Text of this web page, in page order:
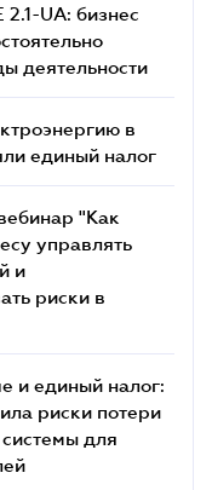
UA: бизнес
деятельности
в
единый налог
"Как
управлять
и
риски в
и единый налог:
риски потери
для